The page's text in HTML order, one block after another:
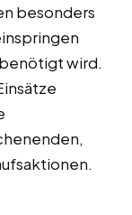
besonders
wird.